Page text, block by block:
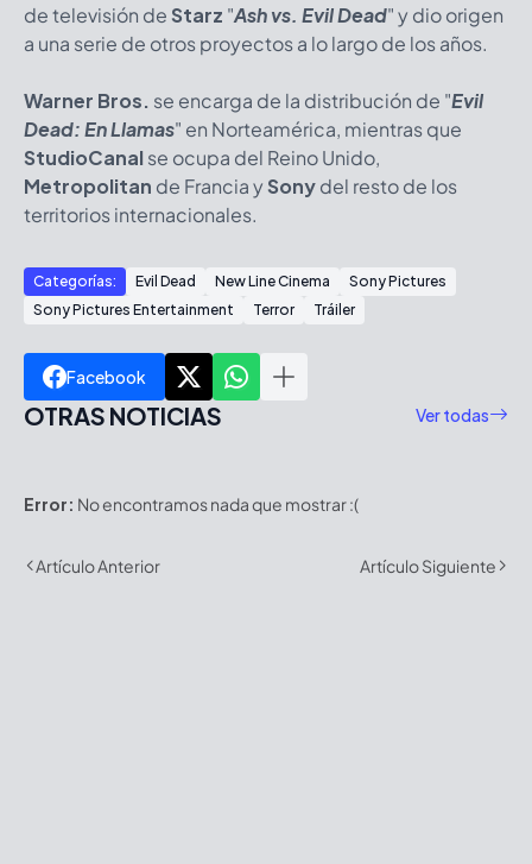
de televisión de Starz "Ash vs. Evil Dead" y dio origen
a una serie de otros proyectos a lo largo de los años.
Warner Bros. se encarga de la distribución de "Evil
Dead: En Llamas" en Norteamérica, mientras que
StudioCanalse ocupa del Reino Unido,
Metropolitan de Francia ySonydel resto de los
territorios internacionales.
Categorías: Evil Dead New Line Cinema
Sony Pictures
Sony Pictures Entertainment
Terror Tráiler
Facebook
OTRAS NOTICIAS Ver todas
Error: No encontramos nada que mostrar :(
Artículo Anterior Artículo Siguiente